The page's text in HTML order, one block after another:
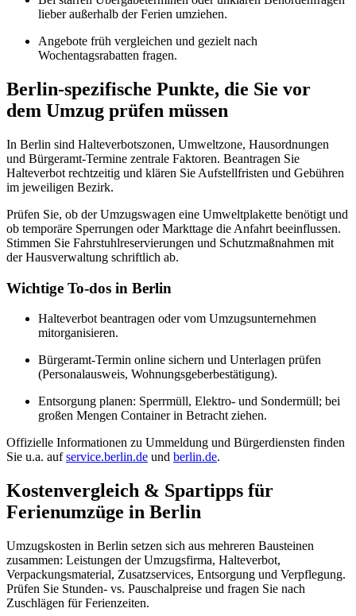
lieber außerhalb der Ferien umziehen.
Angebote früh vergleichen und gezielt nach
Wochentagsrabatten fragen.
Berlin-spezifische Punkte, die Sie vor
dem Umzug prüfen müssen
In Berlin sind Halteverbotszonen, Umweltzone, Hausordnungen
und Bürgeramt-Termine zentrale Faktoren. Beantragen Sie
Halteverbot rechtzeitig und klären Sie Aufstellfristen und Gebühren
im jeweiligen Bezirk.
Prüfen Sie, ob der Umzugswagen eine Umweltplakette benötigt und
ob temporäre Sperrungen oder Markttage die Anfahrt beeinflussen.
Stimmen Sie Fahrstuhlreservierungen und Schutzmaßnahmen mit
der Hausverwaltung schriftlich ab.
Wichtige To-dos in Berlin
Halteverbot beantragen oder vom Umzugsunternehmen
mitorganisieren.
Bürgeramt-Termin online sichern und Unterlagen prüfen
(Personalausweis, Wohnungsgeberbestätigung).
Entsorgung planen: Sperrmüll, Elektro- und Sondermüll; bei
großen Mengen Container in Betracht ziehen.
Offizielle Informationen zu Ummeldung und Bürgerdiensten finden
Sie u.a. aufservice.berlin.de und berlin.de.
Kostenvergleich & Spartipps für
Ferienumzüge in Berlin
Umzugskosten in Berlin setzen sich aus mehreren Bausteinen
zusammen: Leistungen der Umzugsfirma, Halteverbot,
Verpackungsmaterial, Zusatzservices, Entsorgung und Verpflegung.
Prüfen Sie Stunden- vs. Pauschalpreise und fragen Sie nach
Zuschlägen für Ferienzeiten.